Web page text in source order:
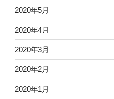
2020年5月
2020年4月
2020年3月
2020年2月
2020年1月